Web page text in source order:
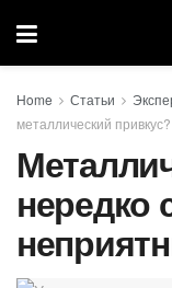
Home Статьи
металлический привкус?
нередко